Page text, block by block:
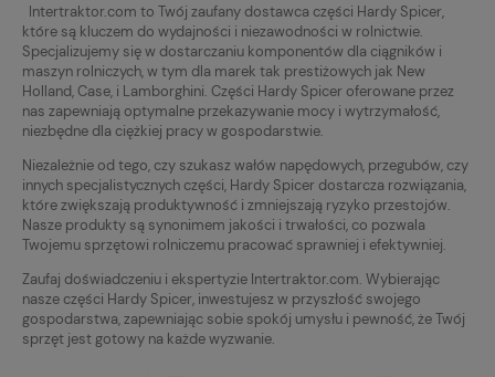
Intertraktor.com to Twój zaufany dostawca części Hardy Spicer,
które są kluczem do wydajności i niezawodności w rolnictwie.
Specjalizujemy się w dostarczaniu komponentów dla ciągników i
maszyn rolniczych, w tym dla marek tak prestiżowych jak New
Holland, Case, i Lamborghini. Części Hardy Spicer oferowane przez
nas zapewniają optymalne przekazywanie mocy i wytrzymałość,
niezbędne dla ciężkiej pracy w gospodarstwie.
Niezależnie od tego, czy szukasz wałów napędowych, przegubów, czy
innych specjalistycznych części, Hardy Spicer dostarcza rozwiązania,
które zwiększają produktywność i zmniejszają ryzyko przestojów.
Nasze produkty są synonimem jakości i trwałości, co pozwala
Twojemu sprzętowi rolniczemu pracować sprawniej i efektywniej.
Zaufaj doświadczeniu i ekspertyzie Intertraktor.com. Wybierając
nasze części Hardy Spicer, inwestujesz w przyszłość swojego
gospodarstwa, zapewniając sobie spokój umysłu i pewność, że Twój
sprzęt jest gotowy na każde wyzwanie.